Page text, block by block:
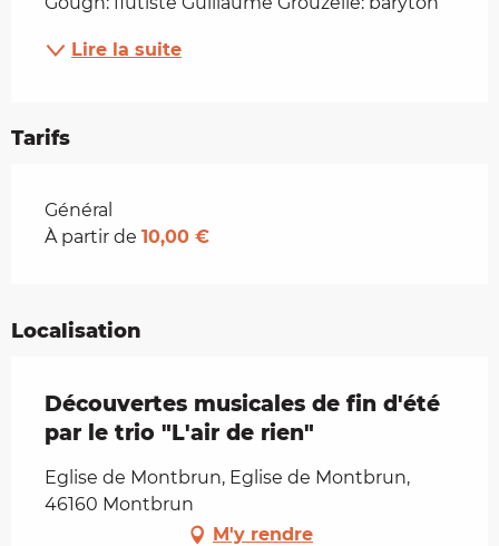
Lire la suite
Tarifs
Tarifs 2026
Général
À partir de 10,00 €
Localisation
Découvertes musicales de fin d'été
par le trio "L'air de rien"
Eglise de Montbrun, Eglise de Montbrun,
46160 Montbrun
M'y rendre